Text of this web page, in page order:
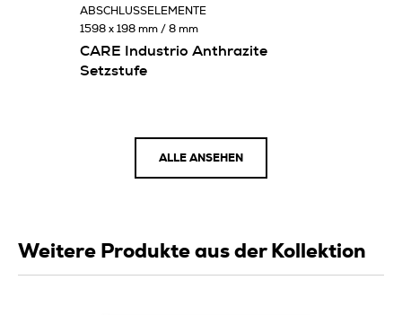
CARE Industrio Anthrazite
Setzstufe
ABSCHLUSSELEMENTE
1598 x 198 mm / 8 mm
ALLE ANSEHEN
Weitere Produkte aus der Kollektion